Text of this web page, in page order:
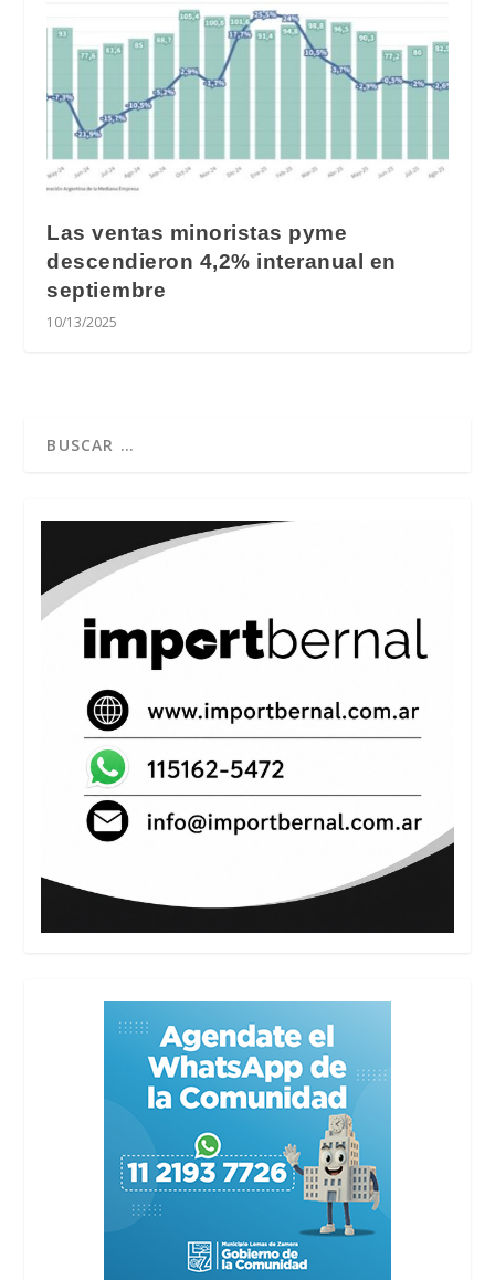
Las ventas minoristas pyme
descendieron 4,2% interanual en
septiembre
10/13/2025